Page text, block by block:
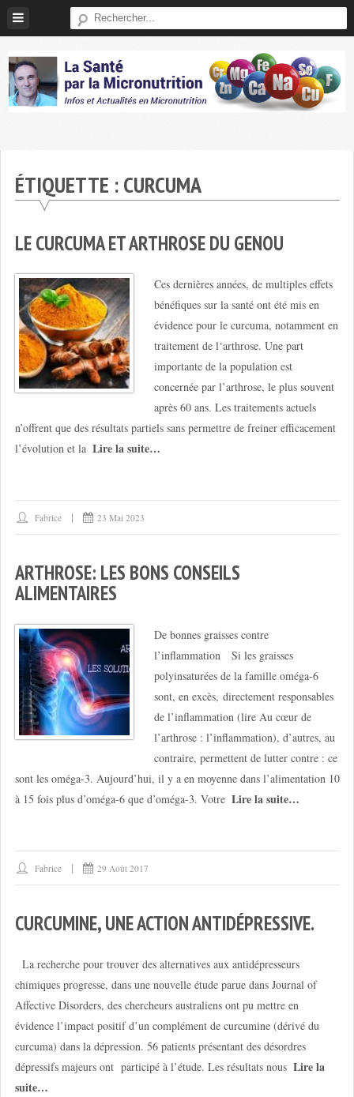
Skip
ÉTIQUETTE :CURCUMA
LE CURCUMA ET ARTHROSE DU GENOU
Ces dernières années, de multiples effets
bénéfiques sur la santé ont été mis en
évidence pour le curcuma, notamment en
traitement de l‘arthrose. Une part
importante de la population est
concernée par l’arthrose, le plus souvent
après 60 ans. Les traitements actuels
n’offrent que des résultats partiels sans permettre de freiner efficacement
l’évolution et la Lire la suite…
Fabrice 23 Mai 2023
ARTHROSE: LES BONS CONSEILS
ALIMENTAIRES
De bonnes graisses contre
l’inflammation Si les graisses
polyinsaturées de la famille oméga-6
sont, en excès, directement responsables
de l’inflammation (lire Au cœur de
l’arthrose : l’inflammation), d’autres, au
contraire, permettent de lutter contre : ce
sont les oméga-3. Aujourd’hui, il y a en moyenne dans l’alimentation 10
à 15 fois plus d’oméga-6 que d’oméga-3. Votre Lire la suite…
Fabrice 29 Août 2017
CURCUMINE, UNE ACTION ANTIDÉPRESSIVE.
La recherche pour trouver des alternatives aux antidépresseurs
chimiques progresse, dans une nouvelle étude parue dans Journal of
Affective Disorders, des chercheurs australiens ont pu mettre en
évidence l’impact positif d’un complément de curcumine (dérivé du
curcuma) dans la dépression. 56 patients présentant des désordres
dépressifs majeurs ont participé à l’étude. Les résultats nous Lire la
suite…